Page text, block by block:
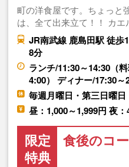
町の洋食屋です。ちょっと
は、全て出来立て！！ カ
JR南武線 鹿島田駅 徒歩
8分
ランチ/11:30～14:30（
4:00） ディナー/17:30
毎週月曜日・第三日曜日
昼：1,000～1,999円 夜
限定
特典
食後のコ